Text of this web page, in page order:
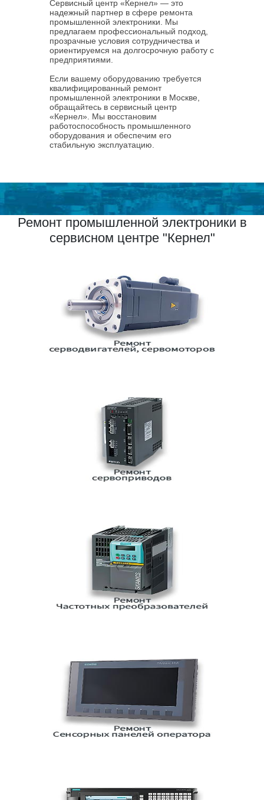
Сервисный центр «Кернел» — это
надежный партнер в сфере ремонта
промышленной электроники. Мы
предлагаем профессиональный подход,
прозрачные условия сотрудничества и
ориентируемся на долгосрочную работу с
предприятиями.
Если вашему оборудованию требуется
квалифицированный ремонт
промышленной электроники в Москве,
обращайтесь в сервисный центр
«Кернел». Мы восстановим
работоспособность промышленного
оборудования и обеспечим его
стабильную эксплуатацию.
Ремонт промышленной электроники в
сервисном центре "Кернел"